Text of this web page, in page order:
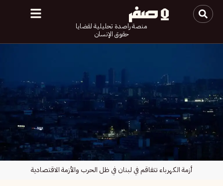
منصة راصدة تحليلية لقضايا
حقوق الإنسان
أزمة الكهرباء تتفاقم في لبنان في ظل الحرب والأزمة الاقتصادية